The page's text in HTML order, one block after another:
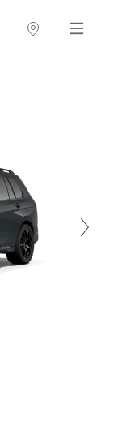
Navigation